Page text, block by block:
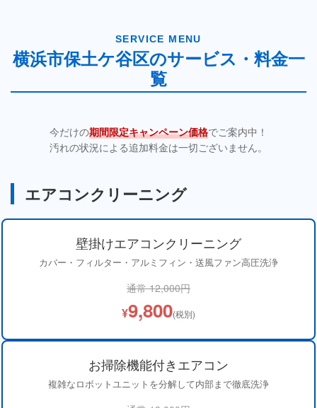
SERVICE MENU
横浜市保土ケ谷区のサービス・料金一
覧
今だけの期間限定キャンペーン価格でご案内中！
汚れの状況による追加料金は一切ございません。
エアコンクリーニング
壁掛けエアコンクリーニング
カバー・フィルター・アルミフィン・送風ファン高圧洗浄
通常 12,000円
¥9,800(税別)
お掃除機能付きエアコン
複雑なロボットユニットを分解して内部まで徹底洗浄